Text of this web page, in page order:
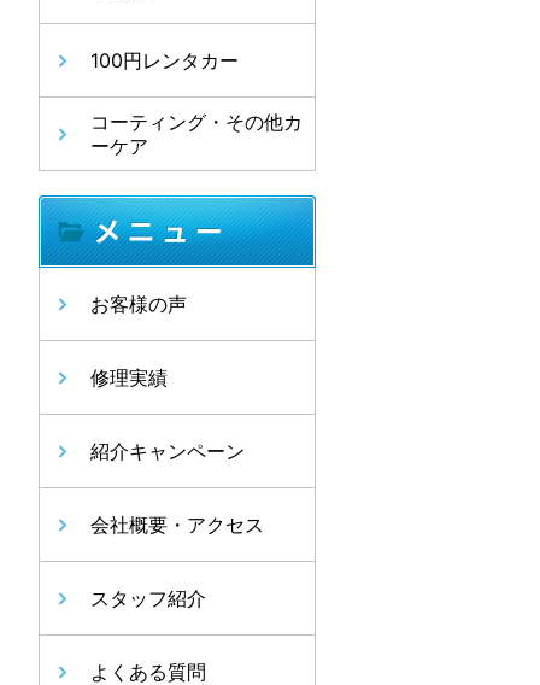
100円レンタカー
コーティング・その他カ
ーケア
お客様の声
修理実績
紹介キャンペーン
会社概要・アクセス
スタッフ紹介
よくある質問